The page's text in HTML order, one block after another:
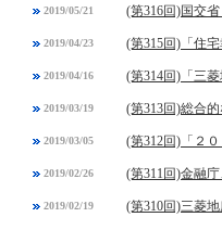
2019/05/21 (第316回)国交
2019/04/23 (第315回)「住
2019/04/16 (第314回)「三
2019/03/19 (第313回)総合
2019/03/05 (第312回)「２
2019/02/26 (第311回)金融
2019/02/19 (第310回)三菱